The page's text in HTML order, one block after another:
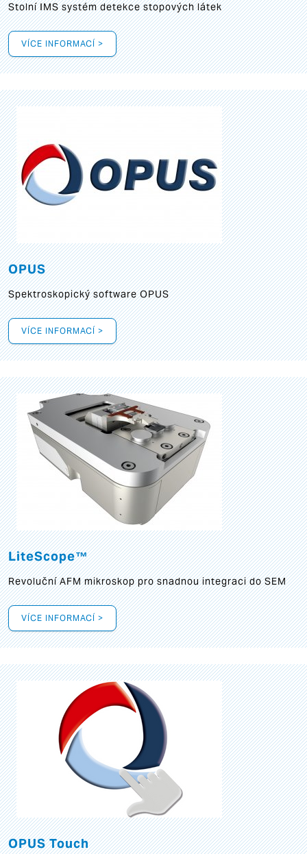
Stolní IMS systém detekce stopových látek
VÍCE INFORMACÍ >
OPUS
Spektroskopický software OPUS
VÍCE INFORMACÍ >
LiteScope™
Revoluční AFM mikroskop pro snadnou integraci do SEM
VÍCE INFORMACÍ >
OPUS Touch